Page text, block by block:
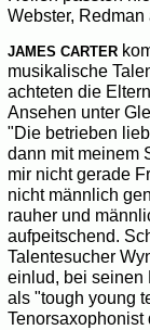
Webster,
JAMES CARTER
musikalische
achteten die
Ansehen unter
"Die betrieben
dann mit meinem
mir nicht gerade
nicht männlich
rauher und
aufpeitschend.
Talentesucher
einlud, bei seinen
als "tough young
Tenorsaxophonist